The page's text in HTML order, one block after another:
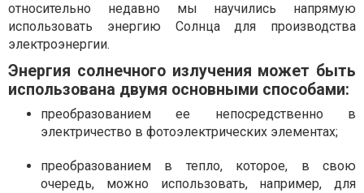
относительно недавно мы научились напрямую
использовать энергию Солнца для производства
электроэнергии.
Энергия солнечного излучения может быть
использована двумя основными способами:
преобразованием ее непосредственно в
электричество в фотоэлектрических элементах;
преобразованием в тепло, которое, в свою
очередь, можно использовать, например, для